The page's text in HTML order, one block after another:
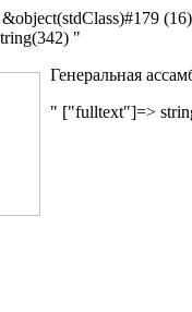
"
Генеральная
" ["fulltext"]=>